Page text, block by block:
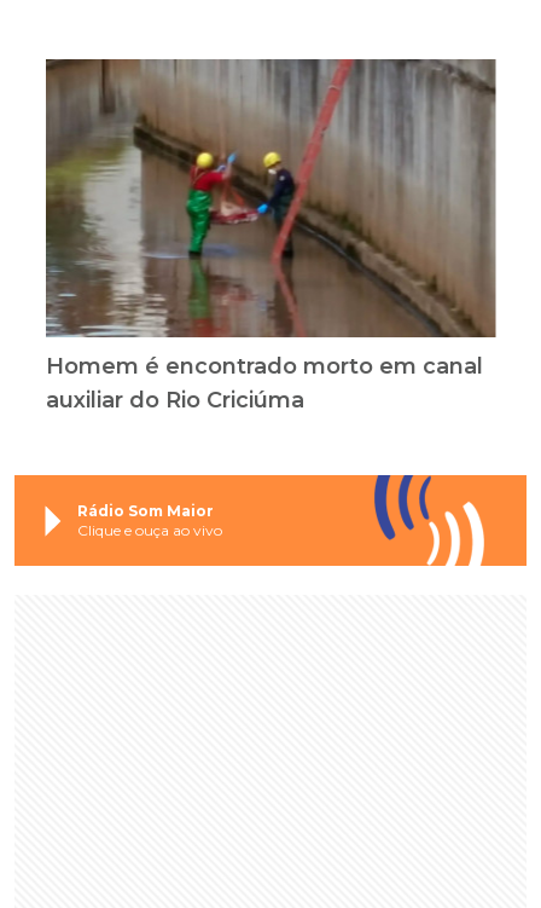
Homem é encontrado morto em canal
auxiliar do Rio Criciúma
Rádio Som Maior
Clique e ouça ao vivo